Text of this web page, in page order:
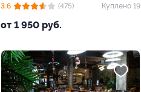
от 1 950 руб.
3.6 (475) Куплено 19